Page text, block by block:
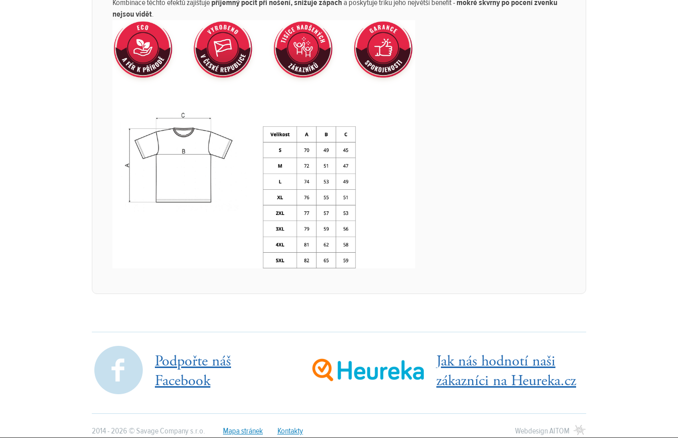
Kombinace těchto efektů zajišťujepříjemný pocit při nošení, snižuje zápacha poskytuje triku jeho největší benefit -mokré skvrny po pocení zvenku
nejsou vidět.
Podpořte náš
Facebook
Jak nás hodnotí naši
zákazníci na Heureka.cz
2014 - 2026 © Savage Company s.r.o. Mapa stránek Kontakty WebdesignAITOM